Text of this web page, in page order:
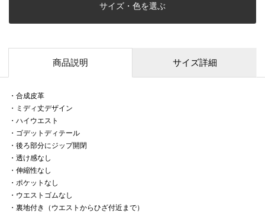
サイズ・色を選ぶ
商品説明 サイズ詳細
・合成皮革
・ミディ丈デザイン
・ハイウエスト
・ゴデットディテール
・後ろ部分にジップ開閉
・透け感なし
・伸縮性なし
・ポケットなし
・ウエストゴムなし
・裏地付き（ウエストからひざ付近まで）